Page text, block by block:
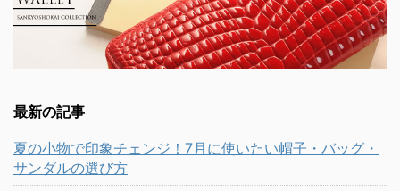
最新の記事
夏の小物で印象チェンジ！7月に使いたい帽子・バッグ・
サンダルの選び方